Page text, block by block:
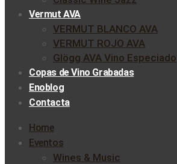
Vermut AVA
VERMUT BLANCO AVA
VERMUT ROJO AVA
Glögg AVA Vino Especiado
Copas de Vino Grabadas
Enoblog
Contacta
Home
Eventos
Wines & Music